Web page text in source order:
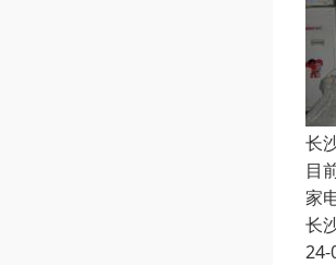
长
目
家
长
24-